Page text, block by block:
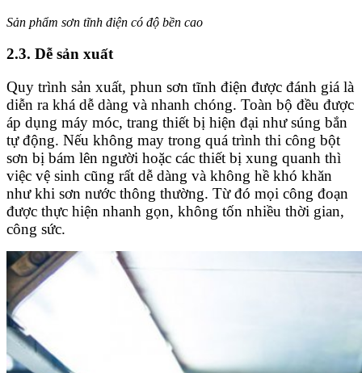
Sản phẩm sơn tĩnh điện có độ bền cao
2.3. Dễ sản xuất
Quy trình sản xuất, phun sơn tĩnh điện được đánh giá là
diễn ra khá dễ dàng và nhanh chóng. Toàn bộ đều được
áp dụng máy móc, trang thiết bị hiện đại như súng bắn
tự động. Nếu không may trong quá trình thi công bột
sơn bị bám lên người hoặc các thiết bị xung quanh thì
việc vệ sinh cũng rất dễ dàng và không hề khó khăn
như khi sơn nước thông thường. Từ đó mọi công đoạn
được thực hiện nhanh gọn, không tốn nhiều thời gian,
công sức.